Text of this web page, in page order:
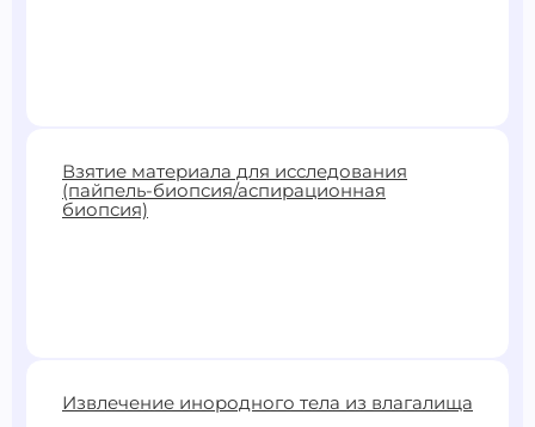
750 ₽
Записаться
Взятие материала для исследования
(пайпель-биопсия/аспирационная
биопсия)
3200 ₽
Извлечение инородного тела из влагалища